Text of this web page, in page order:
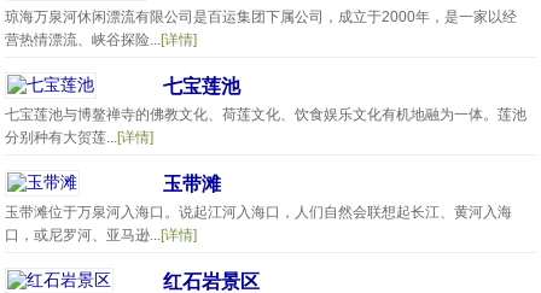
琼海万泉河休闲漂流有限公司是百运集团下属公司，成立于2000年，是一家以经
营热情漂流、峡谷探险...[详情]
七宝莲池
七宝莲池与博鳌禅寺的佛教文化、荷莲文化、饮食娱乐文化有机地融为一体。莲池
分别种有大贺莲...[详情]
玉带滩
玉带滩位于万泉河入海口。说起江河入海口，人们自然会联想起长江、黄河入海
口，或尼罗河、亚马逊...[详情]
红石岩景区